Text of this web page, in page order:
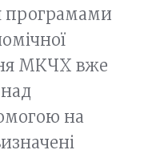
програмами
МКЧХ вже
на